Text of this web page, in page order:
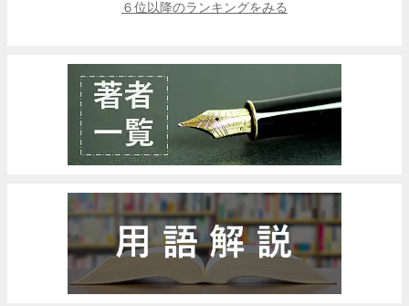
６位以降のランキングをみる